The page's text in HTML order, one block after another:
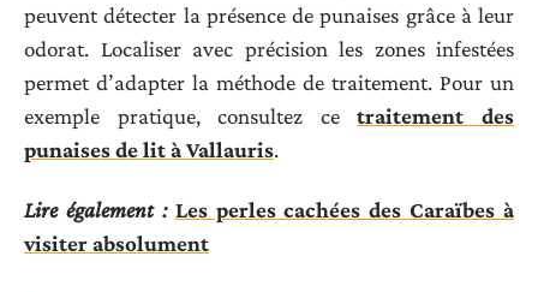
peuvent détecter la présence de punaises grâce à leur
odorat. Localiser avec précision les zones infestées
permet d’adapter la méthode de traitement. Pour un
exemple pratique, consultez cetraitement des
punaises de lit à Vallauris.
Lire également : Les perles cachées des Caraïbes à
visiter absolument